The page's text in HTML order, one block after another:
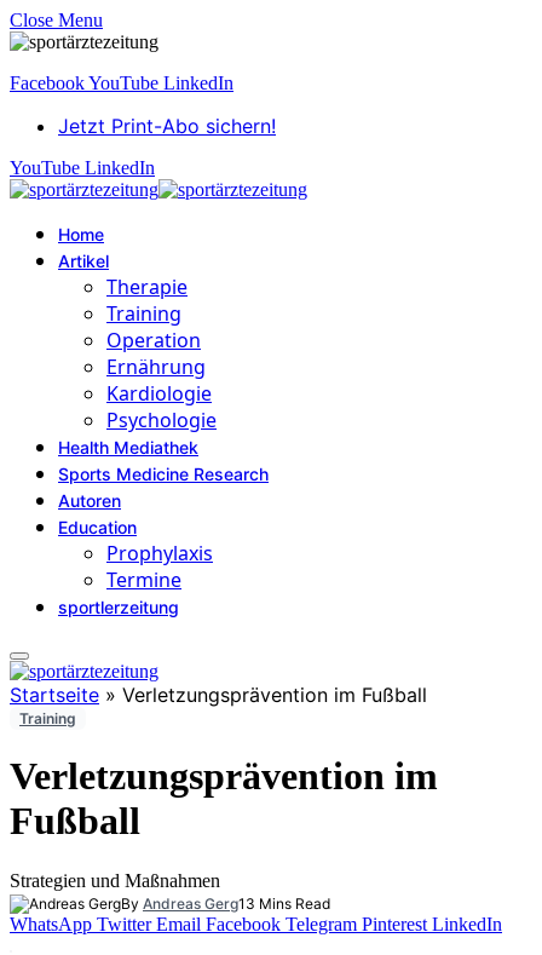
Close Menu
FacebookYouTube LinkedIn
Jetzt Print-Abo sichern!
YouTube LinkedIn
Home
Artikel
Therapie
Training
Operation
Ernährung
Kardiologie
Psychologie
Health Mediathek
Sports Medicine Research
Autoren
Education
Prophylaxis
Termine
sportlerzeitung
Startseite » Verletzungsprävention im Fußball
Training
Verletzungsprävention im
Fußball
Strategien und Maßnahmen
By Andreas Gerg13 Mins Read
WhatsApp Twitter Email Facebook Telegram Pinterest LinkedIn